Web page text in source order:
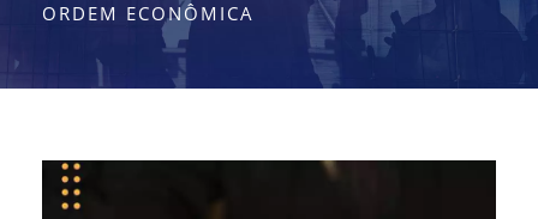
ORDEM ECONÔMICA